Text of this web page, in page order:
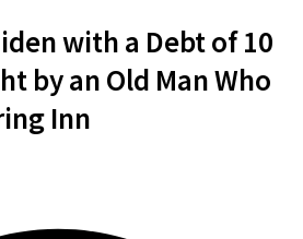
with a Debt of 10
by an Old Man Who
Inn